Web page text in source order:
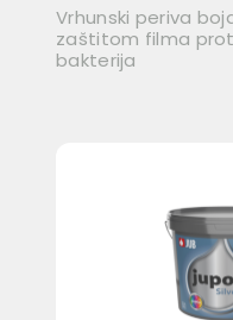
Vrhunski periva
zaštitom filma
bakterija